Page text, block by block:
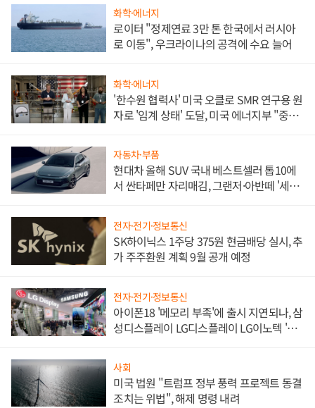
화학·에너지
로이터 "정제연료 3만 톤 한국에서 러시아
로 이동", 우크라이나의 공격에 수요 늘어
화학·에너지
'한수원 협력사' 미국 오클로 SMR 연구용 원
자로 '임계 상태' 도달, 미국 에너지부 "중요
자동차·부품
현대차 올해 SUV 국내 베스트셀러 톱10에
서 싼타페만 자리매김, 그랜저·아반떼 '세단
전자·전기·정보통신
SK하이닉스 1주당 375원 현금배당 실시, 추
가 주주환원 계획 9월 공개 예정
전자·전기·정보통신
아이폰18 '메모리 부족'에 출시 지연되나, 삼
성디스플레이 LG디스플레이 LG이노텍 '탈
사회
미국 법원 "트럼프 정부 풍력 프로젝트 동결
조치는 위법", 해제 명령 내려